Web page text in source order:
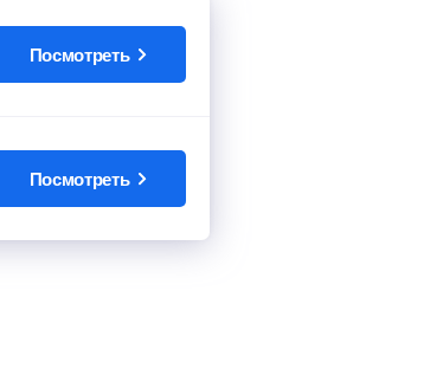
Посмотреть
Посмотреть